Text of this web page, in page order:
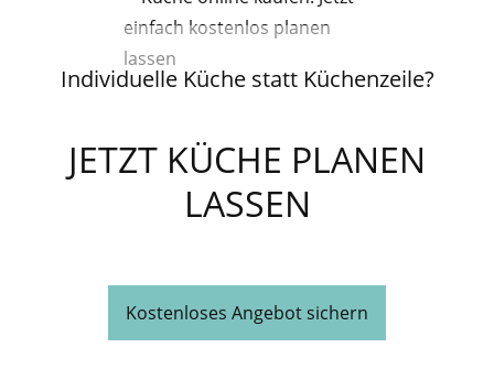
Individuelle Küche statt Küchenzeile?
JETZT KÜCHE PLANEN
LASSEN
Kostenloses Angebot sichern